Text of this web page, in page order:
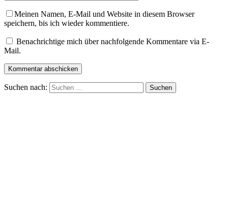
Meinen Namen, E-Mail und Website in diesem Browser
speichern, bis ich wieder kommentiere.
Benachrichtige mich über nachfolgende Kommentare via E-
Mail.
Suchen nach: